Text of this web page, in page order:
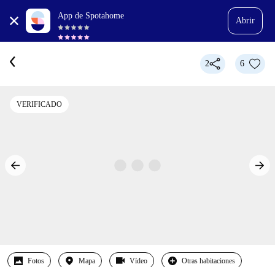
App de Spotahome
Abrir
2 6
VERIFICADO
Fotos Mapa Vídeo Otras habitaciones